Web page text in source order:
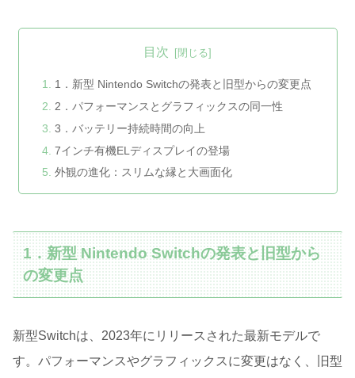
目次
1．新型 Nintendo Switchの発表と旧型からの変更点
2．パフォーマンスとグラフィックスの同一性
3．バッテリー持続時間の向上
7インチ有機ELディスプレイの登場
外観の進化：スリムな縁と大画面化
1．新型 Nintendo Switchの発表と旧型から
の変更点
新型Switchは、2023年にリリースされた最新モデルで
す。パフォーマンスやグラフィックスに変更はなく、旧型